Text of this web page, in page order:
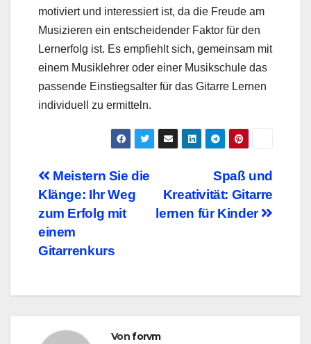
motiviert und interessiert ist, da die Freude am
Musizieren ein entscheidender Faktor für den
Lernerfolg ist. Es empfiehlt sich, gemeinsam mit
einem Musiklehrer oder einer Musikschule das
passende Einstiegsalter für das Gitarre Lernen
individuell zu ermitteln.
BeitragsnavigationSpaß und
Kreativität: Gitarre
lernen für Kinder
Meistern Sie die
Klänge: Ihr Weg
zum Erfolg mit
einem
Gitarrenkurs
Vonforvm